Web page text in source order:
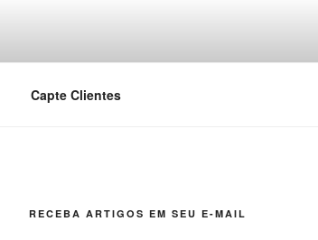
Capte Clientes
RECEBA ARTIGOS EM SEU E-MAIL